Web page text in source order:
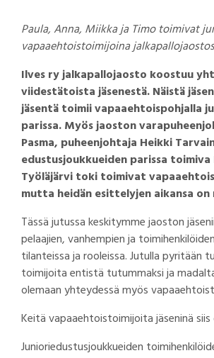
Paula, Anna, Miikka ja Timo toimivat
vapaaehtoistoimijoina
Ilves ry jalkapallojaosto koostuu
viidestätoista jäsenestä. Näistä
jäsentä toimii vapaaehtoispohjalla
parissa. Myös jaoston
Pasma, puheenjohtaja Heikki
edustusjoukkueiden parissa toimiva
Työläjärvi toki toimivat
mutta heidän esittelyjen aikansa on
Tässä jutussa keskitymme jaoston
pelaajien, vanhempien ja
tilanteissa ja rooleissa. Jutulla pyritään
toimijoita entistä tutummaksi ja
olemaan yhteydessä myös
Keitä vapaaehtoistoimijoita jäseninä siis
Junioriedustusjoukkueiden